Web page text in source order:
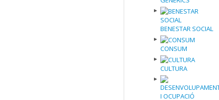
BENESTAR SOCIAL
CONSUM
CULTURA